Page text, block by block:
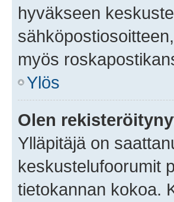
hyväkseen
myös
Ylös
Olen
Ylläpitäjä on
keskustelufoorumit
tietokannan kokoa.